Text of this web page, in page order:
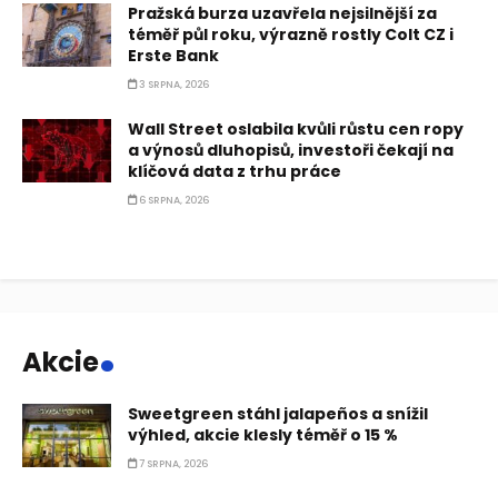
Pražská burza uzavřela nejsilnější za
téměř půl roku, výrazně rostly Colt CZ i
Erste Bank
3 SRPNA, 2026
Wall Street oslabila kvůli růstu cen ropy
a výnosů dluhopisů, investoři čekají na
klíčová data z trhu práce
6 SRPNA, 2026
Akcie.
Sweetgreen stáhl jalapeños a snížil
výhled, akcie klesly téměř o 15 %
7 SRPNA, 2026